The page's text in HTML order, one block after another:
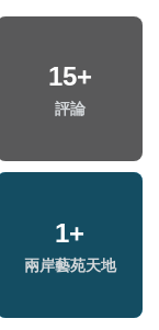
15+
評論
1+
兩岸藝苑天地